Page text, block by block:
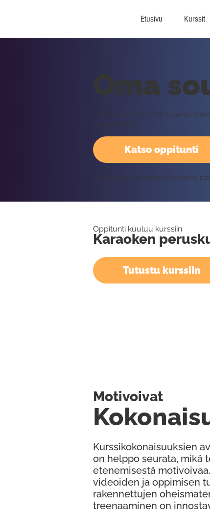
Etusivu Kurssit
Katso oppitunti
Oma
Oma soundi ja oma tulkinta
kappaleesta.
Vaatii kirjautumisen Rockway
Oppitunti kuuluu kurssiin
Karaoken
Tutustu kurssiin
Kurssikokonaisuuksien
on helppo seurata, mikä
etenemisestä
videoiden ja oppimisen
rakennettujen
treenaaminen on
Motivoivat